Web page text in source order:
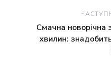
Смачна новорічна
хвилин: